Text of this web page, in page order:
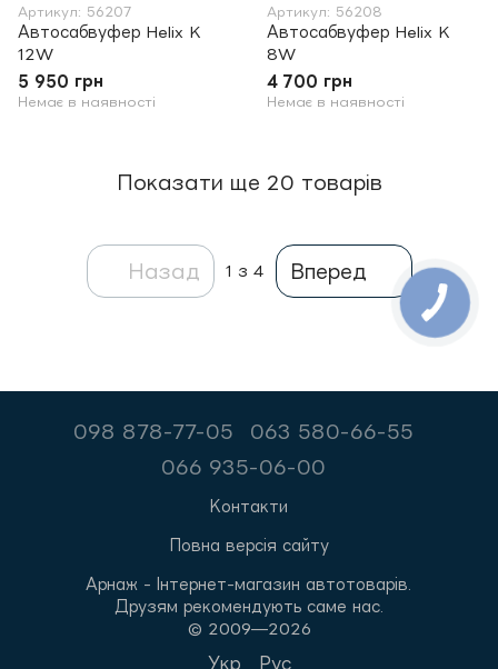
Артикул: 56207
Автосабвуфер Helix K
12W
5 950 грн
Немає в наявності
Артикул: 56208
Автосабвуфер Helix K
8W
4 700 грн
Немає в наявності
Показати ще 20 товарів
Назад 1 з 4 Вперед
098 878-77-05
063 580-66-55
066 935-06-00
Контакти
Повна версія сайту
Арнаж - Інтернет-магазин автотоварів.
Друзям рекомендують саме нас.
© 2009—2026
Укр Рус